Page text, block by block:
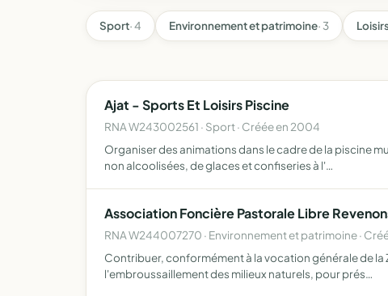
Sport· 4 Environnement et patrimoine· 3
Ajat - Sports Et Loisirs Piscine
RNA W243002561 · Sport · Créée en 2004
Organiser des animations dans le cadre de la piscine
non alcoolisées, de glaces et confiseries à l'…
Association Foncière Pastorale Libre
RNA W244007270 · Environnement et patrimoine ·
Contribuer, conformément à la vocation générale de
l'embroussaillement des milieux naturels, pour prés…